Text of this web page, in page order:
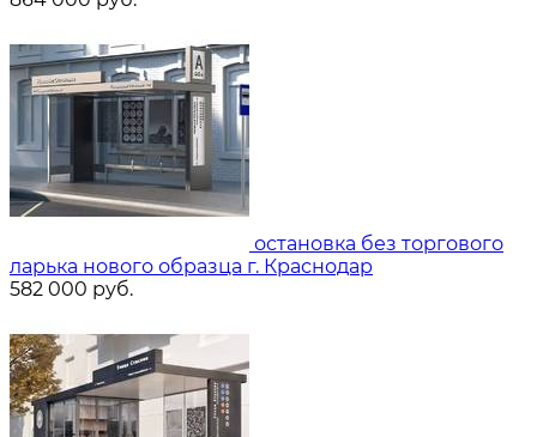
остановка без торгового
ларька нового образца г. Краснодар
582 000 руб.